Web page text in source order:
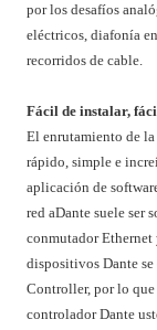
por los desafíos
eléctricos, diafonía
recorridos de cable.
Fácil de instalar,
El enrutamiento de
rápido, simple e
aplicación de
red aDante suele ser
conmutador Ethernet
dispositivos Dante se
Controller, por lo
controlador Dante